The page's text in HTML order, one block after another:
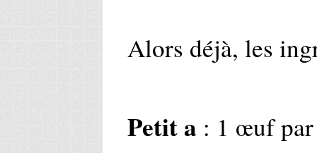
Alors déjà, les
Petit a : 1 œuf